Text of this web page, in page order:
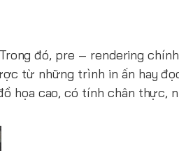
đó, pre – rendering
từ những trình in ấn hay
họa cao, có tính chân thực,